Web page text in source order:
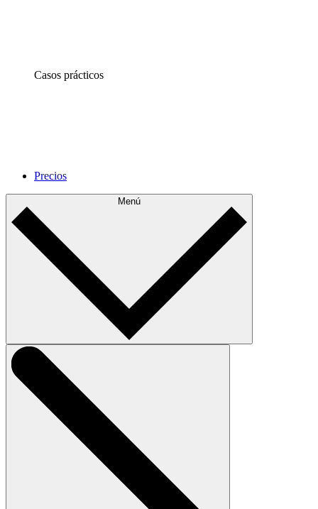
Casos prácticos
Precios
Menú